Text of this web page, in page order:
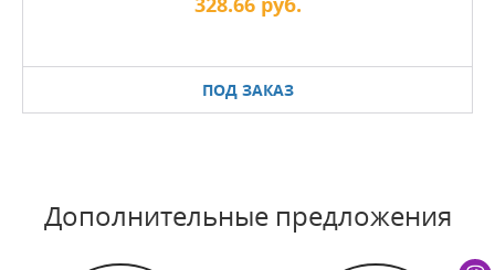
ПОД ЗАКАЗ
Дополнительные предложения